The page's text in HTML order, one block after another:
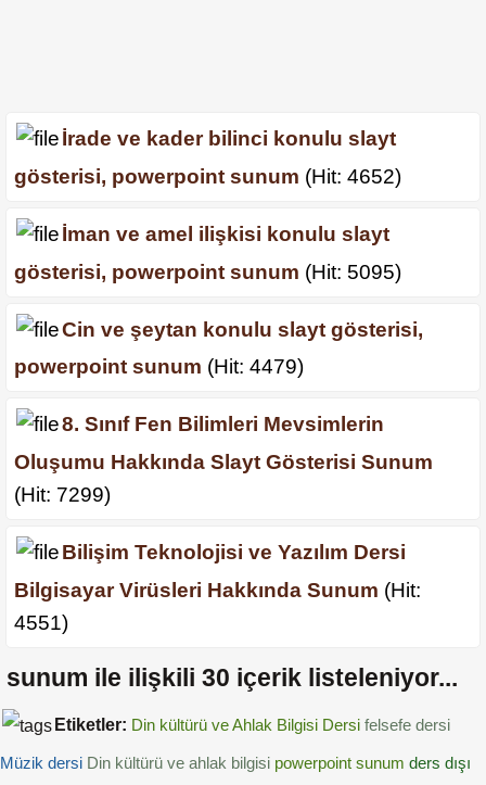
İrade ve kader bilinci konulu slayt
gösterisi, powerpoint sunum (Hit: 4652)
İman ve amel ilişkisi konulu slayt
gösterisi, powerpoint sunum (Hit: 5095)
Cin ve şeytan konulu slayt gösterisi,
powerpoint sunum (Hit: 4479)
8. Sınıf Fen Bilimleri Mevsimlerin
Oluşumu Hakkında Slayt Gösterisi Sunum
(Hit: 7299)
Bilişim Teknolojisi ve Yazılım Dersi
Bilgisayar Virüsleri Hakkında Sunum (Hit:
4551)
sunum ile ilişkili 30 içerik listeleniyor...
Etiketler: Din kültürü ve Ahlak Bilgisi Dersi felsefe dersi
Müzik dersi Din kültürü ve ahlak bilgisi powerpoint sunum ders dışı